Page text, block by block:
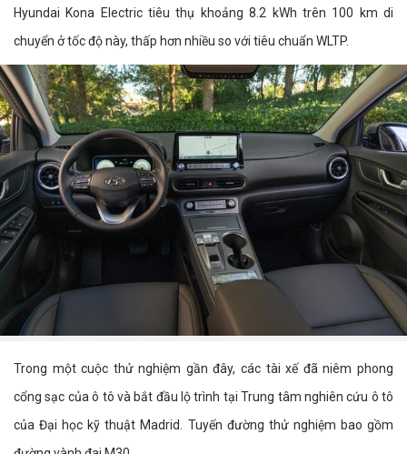
Hyundai Kona Electric tiêu thụ khoảng 8.2 kWh trên 100 km di
chuyển ở tốc độ này, thấp hơn nhiều so với tiêu chuẩn WLTP.
Trong một cuộc thử nghiệm gần đây, các tài xế đã niêm phong
cổng sạc của ô tô và bắt đầu lộ trình tại Trung tâm nghiên cứu ô tô
của Đại học kỹ thuật Madrid. Tuyến đường thử nghiệm bao gồm